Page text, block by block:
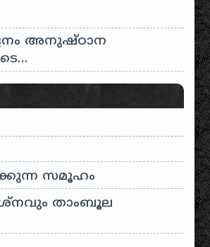
അനുഷ്ഠാന
സമൂഹം
താംബൂല